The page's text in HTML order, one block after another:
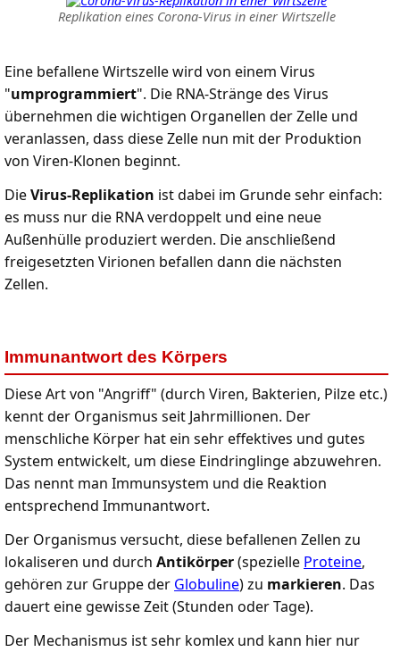
Replikation eines Corona-Virus in einer Wirtszelle
Eine befallene Wirtszelle wird von einem Virus
"umprogrammiert". Die RNA-Stränge des Virus
übernehmen die wichtigen Organellen der Zelle und
veranlassen, dass diese Zelle nun mit der Produktion
von Viren-Klonen beginnt.
DieVirus-Replikation ist dabei im Grunde sehr einfach:
es muss nur die RNA verdoppelt und eine neue
Außenhülle produziert werden. Die anschließend
freigesetzten Virionen befallen dann die nächsten
Zellen.
Immunantwort des Körpers
Diese Art von "Angriff" (durch Viren, Bakterien, Pilze etc.)
kennt der Organismus seit Jahrmillionen. Der
menschliche Körper hat ein sehr effektives und gutes
System entwickelt, um diese Eindringlinge abzuwehren.
Das nennt man Immunsystem und die Reaktion
entsprechend Immunantwort.
Der Organismus versucht, diese befallenen Zellen zu
lokaliseren und durch Antikörper(spezielle Proteine,
gehören zur Gruppe der Globuline) zu markieren. Das
dauert eine gewisse Zeit (Stunden oder Tage).
Der Mechanismus ist sehr komlex und kann hier nur